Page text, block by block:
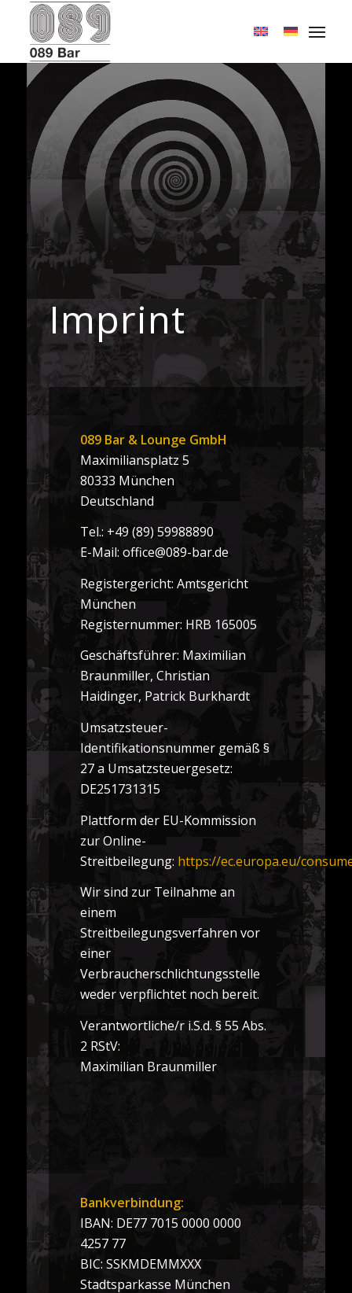
Imprint
089 Bar & Lounge GmbH
Maximiliansplatz 5
80333 München
Deutschland
Tel.: +49 (89) 59988890
E-Mail: office@089-bar.de
Registergericht: Amtsgericht
München
Registernummer: HRB 165005
Geschäftsführer: Maximilian
Braunmiller, Christian
Haidinger, Patrick Burkhardt
Umsatzsteuer-
Identifikationsnummer gemäß §
27 a Umsatzsteuergesetz:
DE251731315
Plattform der EU-Kommission
zur Online-
Streitbeilegung: https://ec.europa.eu/
Wir sind zur Teilnahme an
einem
Streitbeilegungsverfahren vor
einer
Verbraucherschlichtungsstelle
weder verpflichtet noch bereit.
Verantwortliche/r i.S.d. § 55 Abs.
2 RStV:
Maximilian Braunmiller
Bankverbindung:
IBAN: DE77 7015 0000 0000
4257 77
BIC: SSKMDEMMXXX
Stadtsparkasse München